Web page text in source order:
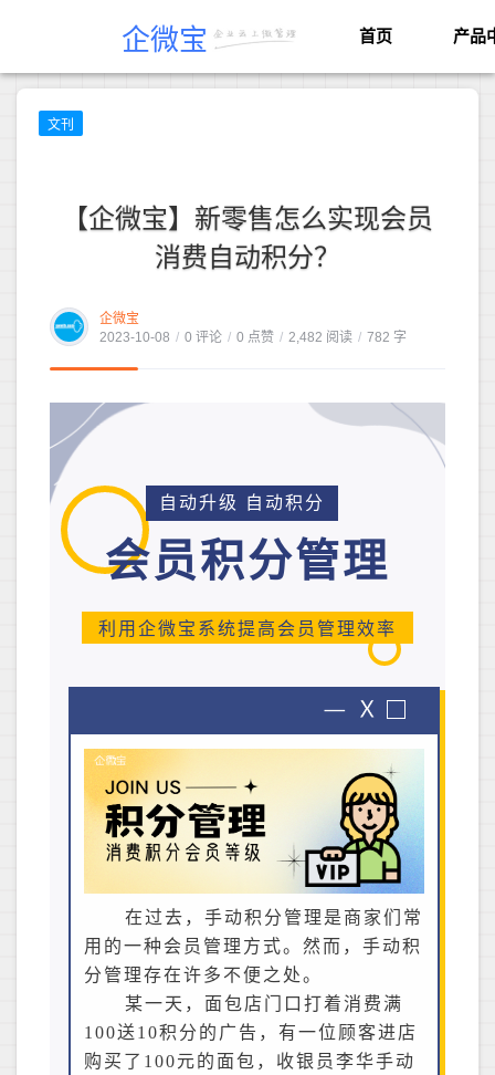
企微宝 首页 产品
文刊
【企微宝】新零售怎么实现会员
消费自动积分？
企微宝
2023-10-08 / 0 评论 / 0 点赞 / 2,482 阅读 / 782 字
自动升级 自动积分
会员积分管理
利用企微宝系统提高会员管理效率
在过去，手动积分管理是商家们常
用的一种会员管理方式。然而，手动积
分管理存在许多不便之处。
某一天，面包店门口打着消费满
100送10积分的广告，有一位顾客进店
购买了100元的面包，收银员李华手动